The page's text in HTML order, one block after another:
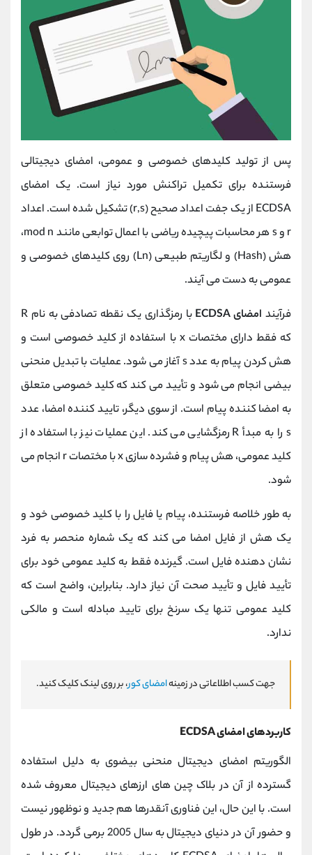
پس از تولید کلیدهای خصوصی و عمومی، امضای دیجیتالی
فرستنده برای تکمیل تراکنش مورد نیاز است. یک امضای
ECDSA از یک جفت اعداد صحیح (r,s) تشکیل شده است. اعداد
r و s هر محاسبات پیچیده ریاضی با اعمال توابعی مانند mod n،
هش (Hash) و لگاریتم طبیعی (Ln) روی کلیدهای خصوصی و
عمومی به دست می آیند.
فرآیند امضای ECDSA
با رمزگذاری یک نقطه تصادفی به نام R
که فقط دارای مختصات x با استفاده از کلید خصوصی است و
هش کردن پیام به عدد s آغاز می شود. عملیات با تبدیل منحنی
بیضی انجام می شود و تأیید می کند که کلید خصوصی متعلق
به امضا کننده پیام است. از سوی دیگر، تایید کننده امضا، عدد
s را به مبدأ R رمزگشایی می کند. این عملیات نیز با استفاده از
کلید عمومی، هش پیام و فشرده سازی x با مختصات r انجام می
شود.
به طور خلاصه فرستنده، پیام یا فایل را با کلید خصوصی خود و
یک هش از فایل امضا می کند که یک شماره منحصر به فرد
نشان دهنده فایل است. گیرنده فقط به کلید عمومی خود برای
تأیید فایل و تأیید صحت آن نیاز دارد. بنابراین، واضح است که
کلید عمومی تنها یک سرنخ برای تایید مبادله است و مالکی
ندارد.
جهت کسب اطلاعاتی در زمینهامضای کور، بر روی لینک کلیک کنید.
کاربردهای امضای ECDSA
الگوریتم امضای دیجیتال منحنی بیضوی به دلیل استفاده
گسترده از آن در بلاک چین های ارزهای دیجیتال معروف شده
است. با این حال، این فناوری آنقدرها هم جدید و نوظهور نیست
و حضور آن در دنیای دیجیتال به سال 2005 برمی گردد. در طول